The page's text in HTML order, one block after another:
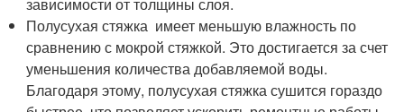
Полусухая стяжка имеет меньшую влажность по
сравнению с мокрой стяжкой. Это достигается за счет
уменьшения количества добавляемой воды.
Благодаря этому, полусухая стяжка сушится гораздо